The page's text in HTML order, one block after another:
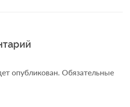
опубликован. Обязательные